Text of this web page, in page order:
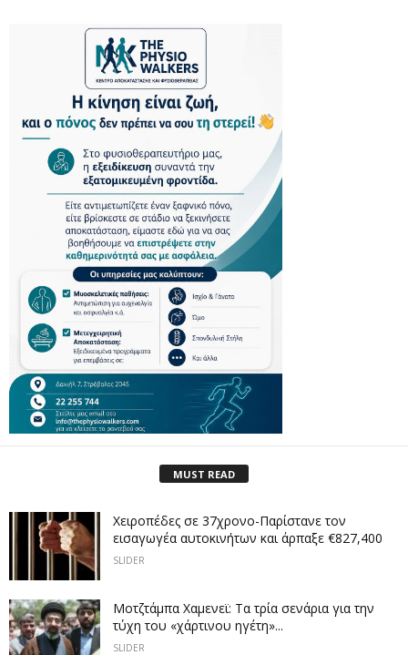
MUST READ
Χειροπέδες σε 37χρονο-Παρίστανε τον
εισαγωγέα αυτοκινήτων και άρπαξε €827,400
SLIDER
Μοτζτάμπα Χαμενεϊ: Τα τρία σενάρια για την
τύχη του «χάρτινου ηγέτη»...
SLIDER